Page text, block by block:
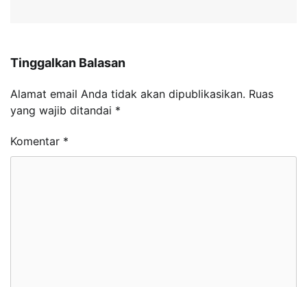
Tinggalkan Balasan
Alamat email Anda tidak akan dipublikasikan. Ruas
yang wajib ditandai *
Komentar *